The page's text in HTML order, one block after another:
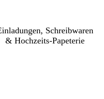
Schreib­wa­ren
& Hochzeits-Papeterie